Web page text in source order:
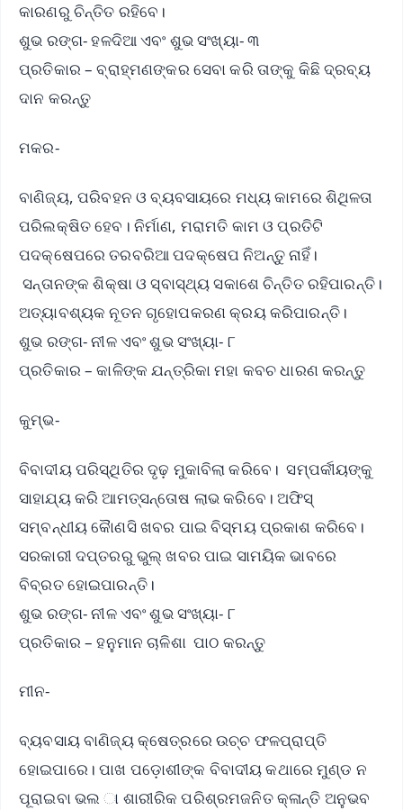
କାରଣରୁ ଚିନ୍ତିତ ରହିବେ।
ଶୁଭ ରଙ୍ଗ- ହଳଦିଆ ଏବଂ ଶୁଭ ସଂଖ୍ୟା- ୩
ପ୍ରତିକାର – ବ୍ରାହ୍ମଣଙ୍କର ସେବା କରି ତାଙ୍କୁ କିଛି ଦ୍ରବ୍ୟ
ଦାନ କରନ୍ତୁ
ମକର-
ବାଣିଜ୍ୟ, ପରିବହନ ଓ ବ୍ୟବସାୟରେ ମଧ୍ୟ କାମରେ ଶିଥିଳତା
ପରିଲକ୍ଷିତ ହେବ। ନିର୍ମାଣ, ମରାମତି କାମ ଓ ପ୍ରତିଟି
ପଦକ୍ଷେପରେ ତରବରିଆ ପଦକ୍ଷେପ ନିଅନ୍ତୁ ନାହିଁ।
ସନ୍ତାନଙ୍କ ଶିକ୍ଷା ଓ ସ୍ବାସ୍ଥ୍ୟ ସକାଶେ ଚିନ୍ତିତ ରହିପାରନ୍ତି।
ଅତ୍ୟାବଶ୍ୟକ ନୂତନ ଗୃହୋପକରଣ କ୍ରୟ କରିପାରନ୍ତି।
ଶୁଭ ରଙ୍ଗ- ନୀଳ ଏବଂ ଶୁଭ ସଂଖ୍ୟା- ୮
ପ୍ରତିକାର – କାଳିଙ୍କ ଯନ୍ତ୍ରିକା ମହା କବଚ ଧାରଣ କରନ୍ତୁ
କୁମ୍ଭ-
ବିବାଦୀୟ ପରିସ୍ଥିତିର ଦୃଢ଼ ମୁକାବିଲା କରିବେ। ସମ୍ପର୍କୀୟଙ୍କୁ
ସାହାଯ୍ୟ କରି ଆମତ୍ସନ୍ତୋଷ ଲାଭ କରିବେ। ଅଫିସ୍
ସମ୍ବନ୍ଧୀୟ କାୈଣସି ଖବର ପାଇ ବିସ୍ମୟ ପ୍ରକାଶ କରିବେ।
ସରକାରୀ ଦପ୍ତରରୁ ଭୁଲ୍ ଖବର ପାଇ ସାମୟିକ ଭାବରେ
ବିବ୍ରତ ହୋଇପାରନ୍ତି।
ଶୁଭ ରଙ୍ଗ- ନୀଳ ଏବଂ ଶୁଭ ସଂଖ୍ୟା- ୮
ପ୍ରତିକାର – ହନୁମାନ ଚାଳିଶା ପାଠ କରନ୍ତୁ
ମୀନ-
ବ୍ୟବସାୟ ବାଣିଜ୍ୟ କ୍ଷେତ୍ରରେ ଉଚ୍ଚ ଫଳପ୍ରାପ୍ତି
ହୋଇପାରେ। ପାଖ ପଡ଼ୋଶୀଙ୍କ ବିବାଦୀୟ କଥାରେ ମୁଣ୍ଡ ନ
ପୂରାଇବା ଭଲ ା ଶାରୀରିକ ପରିଶ୍ରମଜନିତ କ୍ଳାନ୍ତି ଅନୁଭବ